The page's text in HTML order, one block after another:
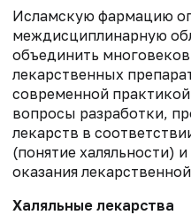
Исламскую фармацию
междисциплинарную
объединить
лекарственных
современной
вопросы разработки,
лекарств в
(понятие халяльности)
оказания
Халяльные лекарства